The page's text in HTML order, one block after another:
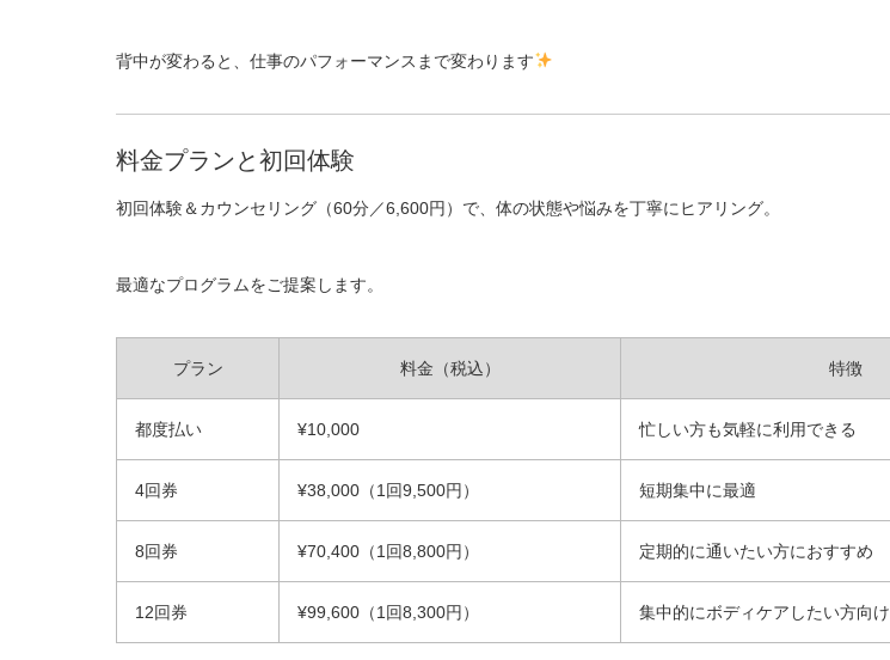
背中が変わると、仕事のパフォーマンスまで変わります
料金プランと初回体験
初回体験＆カウンセリング（60分／6,600円）で、体の状態や悩みを丁寧にヒアリング。
最適なプログラムをご提案します。
プラン 料金（税込） 特徴
都度払い ¥10,000 忙しい方も気軽に利用できる
4回券 ¥38,000（1回9,500円） 短期集中に最適
8回券 ¥70,400（1回8,800円） 定期的に通いたい方におすすめ
12回券 ¥99,600（1回8,300円） 集中的にボディケアしたい方向け